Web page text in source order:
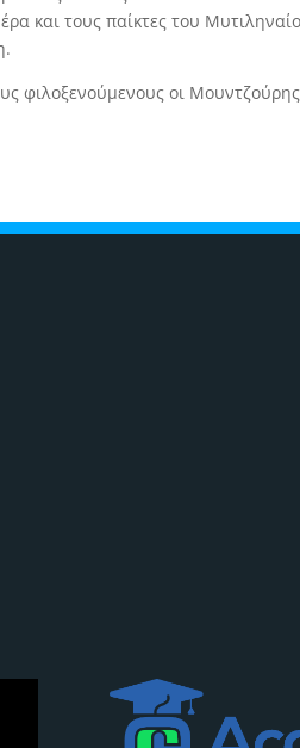
και τους παίκτες του
φιλοξενούμενους οι